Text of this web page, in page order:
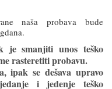
naša probava bude
je smanjiti unos teško
rasteretiti probavu.
ipak se dešava upravo
i jedenje teško